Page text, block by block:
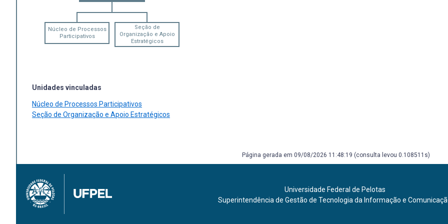
Núcleo de Processos
Participativos
Seção de
Organização e Apoio
Estratégicos
Unidades vinculadas
Núcleo de Processos Participativos
Seção de Organização e Apoio Estratégicos
Página gerada em 09/08/2026 11:48:19 (consulta levou 0.108511s)
Universidade Federal de Pelotas
Superintendência de Gestão de Tecnologia da Informação e